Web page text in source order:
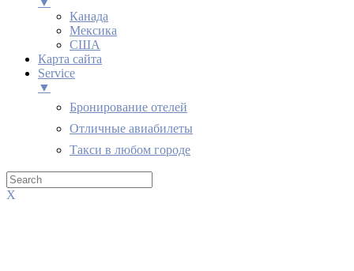
Канада
Мексика
США
Карта сайта
Service
▼
Бронирование отелей
Отличные авиабилеты
Такси в любом городе
X